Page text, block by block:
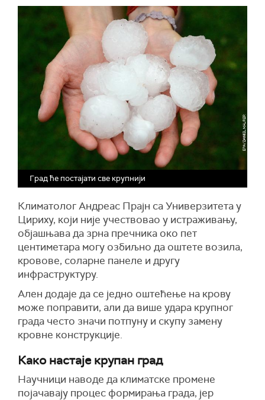
Град ће постајати све крупнији
Климатолог Андреас Прајн са Универзитета у
Цириху, који није учествовао у истраживању,
објашњава да зрна пречника око пет
центиметара могу озбиљно да оштете возила,
кровове, соларне панеле и другу
инфраструктуру.
Ален додаје да се једно оштећење на крову
може поправити, али да више удара крупног
града често значи потпуну и скупу замену
кровне конструкције.
Како настаје крупан град
Научници наводе да климатске промене
појачавају процес формирања града, јер